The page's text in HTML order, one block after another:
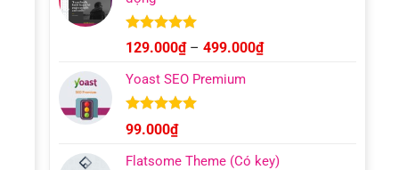
Được xếp
hạng 4.93
5 sao
129.000₫ – 499.000₫Khoảng
Yoast SEO Premium
Được xếp
hạng4.96
5 sao
99.000₫
Flatsome Theme (Có key)